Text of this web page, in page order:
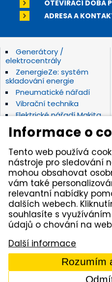
OTEVÍRACÍ DOBA
ADRESA A
Generátory /
elektrocentrály
ZenergieZe: systém
skladování energie
Pneumatické nářadí
Vibrační technika
Elektrické nářadí Makita
Hydraulické nářadí
Závěsná hydraulická
kladiva
Akumulátorové stroje
Kámen Brno, spol. s
opravdové řemeslníky.
pracovních strojů i
nářadí v Tišnově.
značek Permon, Atlas
a zahradní techniky
z našich
© 2005 - 2026 Kámen
Informace o
Tento web používá
nástroje pro sledování
mohou obsahovat
vám také
relevantní nabídky
dalších webech.
souhlasíte s
údajů o chování na
Další informace
Rozumím